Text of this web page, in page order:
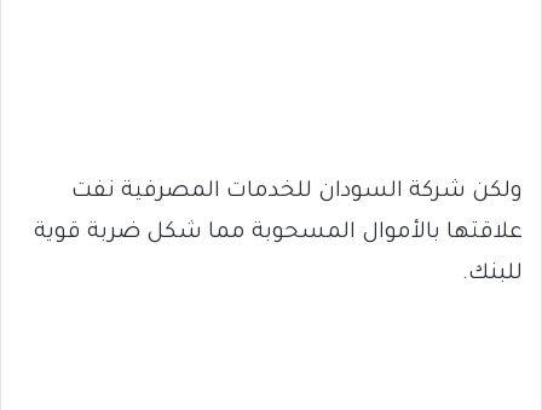
ولكن شركة السودان للخدمات المصرفية نفت
علاقتها بالأموال المسحوبة مما شكل ضربة قوية
للبنك.